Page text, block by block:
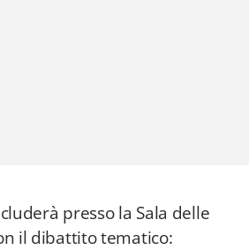
presso la Sala delle
il dibattito tematico: